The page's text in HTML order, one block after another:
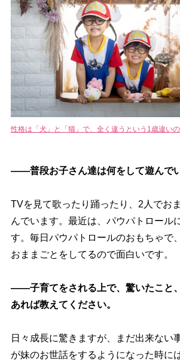
性格は「犬」と「猫」で、全く違うという1歳違い
――普段お子さん達は何をして遊んでい
TVを見て歌ったり踊ったり、2人でお
んでいます。最近は、パウパトロール
す。毎日パウパトロールのおもちゃで
おままごとをしてるので面白いです。
――子育てをされる上で、驚いたこと
あれば教えてください。
日々成長に驚きますが、まだ出来ない
が妹のお世話をするようになった時に